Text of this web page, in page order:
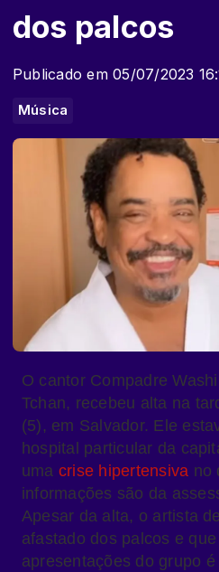
dos palcos
Publicado em 05/07/2023
Música
O cantor Compadre
Tchan, recebeu alta na
(5), em Salvador. Ele
hospital particular da
uma crise hipertensiva no
informações são da
Apesar da alta, o artista
afastado dos palcos e
apresentações do grupo